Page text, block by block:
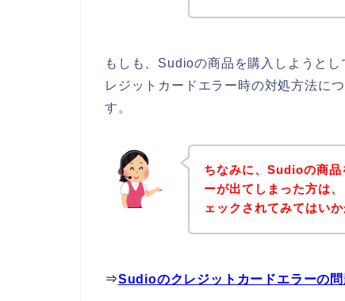
もしも、Sudioの商品を購入しようと
レジットカードエラー時の対処方法に
す。
ちなみに、Sudioの商品
ーが出てしまった方は
ェックされてみてはい
⇒Sudioのクレジットカードエラーの